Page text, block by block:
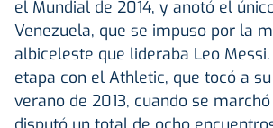
el Mundial de 2014, y anotó el
Venezuela, que se impuso por la
albiceleste que lideraba Leo
etapa con el Athletic, que tocó a
verano de 2013, cuando se